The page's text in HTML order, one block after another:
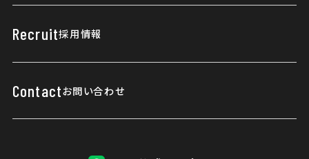
Recruit採用情報
Contactお問い合わせ